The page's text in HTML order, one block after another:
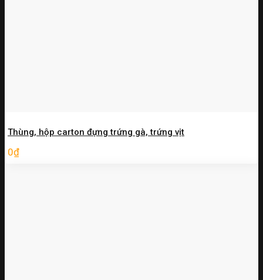
Thùng, hộp carton đựng trứng gà, trứng vịt
0₫